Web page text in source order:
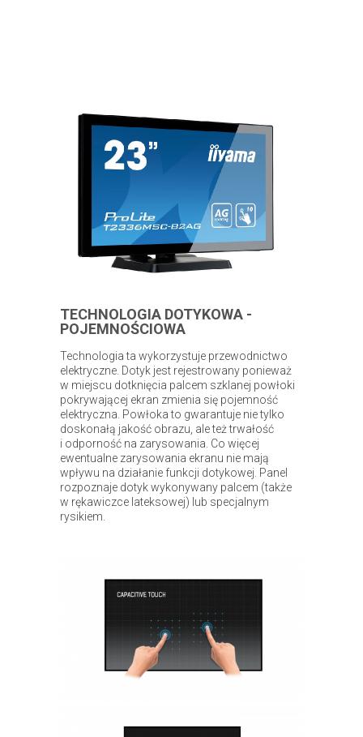
TECHNOLOGIA DOTYKOWA -
POJEMNOŚCIOWA
Technologia ta wykorzystuje przewodnictwo
elektryczne. Dotyk jest rejestrowany ponieważ
w miejscu dotknięcia palcem szklanej powłoki
pokrywającej ekran zmienia się pojemność
elektryczna. Powłoka to gwarantuje nie tylko
doskonałą jakość obrazu, ale też trwałość
i odporność na zarysowania. Co więcej
ewentualne zarysowania ekranu nie mają
wpływu na działanie funkcji dotykowej. Panel
rozpoznaje dotyk wykonywany palcem (także
w rękawiczce lateksowej) lub specjalnym
rysikiem.